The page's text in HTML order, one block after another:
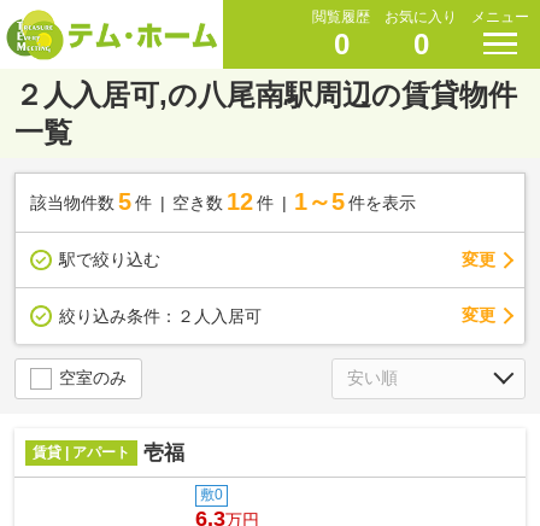
閲覧履歴
0
お気に入り
0
メニュー
２人入居可,の八尾南駅周辺の賃貸物件
一覧
該当物件数 5件 空き数 12 件 1～5 件を表示
駅で絞り込む 変更
絞り込み条件： ２人入居可 変更
空室のみ
賃貸 | アパート 壱福
敷0
6.3万円